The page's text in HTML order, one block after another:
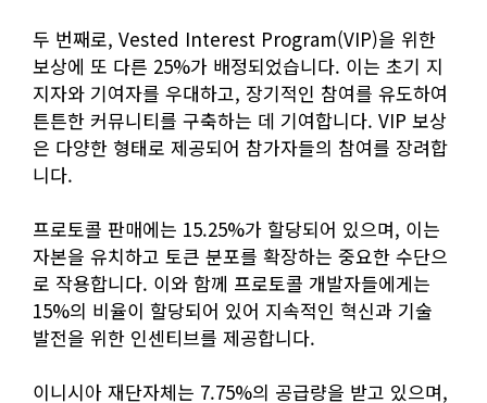
두 번째로, Vested Interest Program(VIP)을 위한
보상에 또 다른 25%가 배정되었습니다. 이는 초기 지
지자와 기여자를 우대하고, 장기적인 참여를 유도하여
튼튼한 커뮤니티를 구축하는 데 기여합니다. VIP 보상
은 다양한 형태로 제공되어 참가자들의 참여를 장려합
니다.
프로토콜 판매에는 15.25%가 할당되어 있으며, 이는
자본을 유치하고 토큰 분포를 확장하는 중요한 수단으
로 작용합니다. 이와 함께 프로토콜 개발자들에게는
15%의 비율이 할당되어 있어 지속적인 혁신과 기술
발전을 위한 인센티브를 제공합니다.
이니시아 재단자체는 7.75%의 공급량을 받고 있으며,